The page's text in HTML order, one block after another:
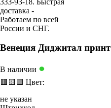
Венеция Диджитал принт
В наличии ●
🟥 🟨 🟩 Цвет:
не указан